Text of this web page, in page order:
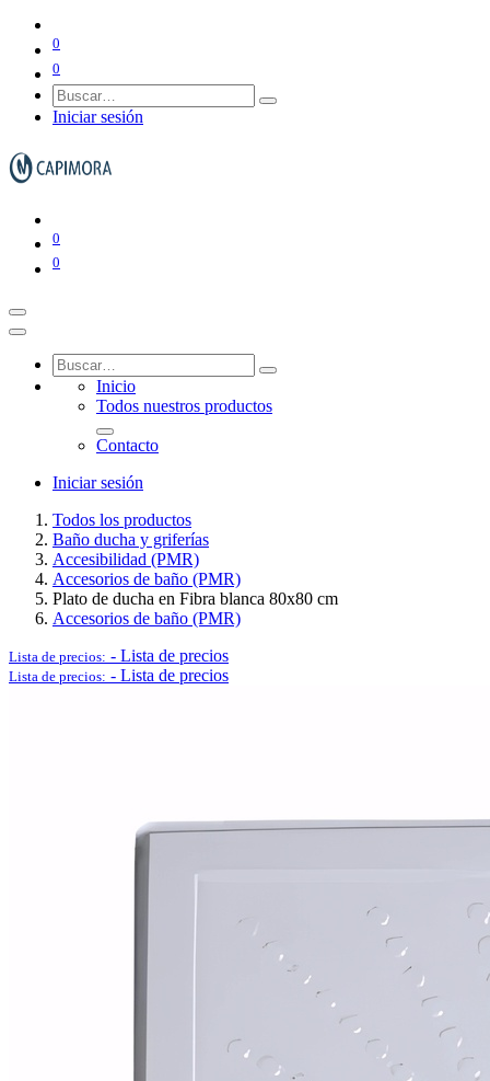
Logística y Equipamiento Auxiliar
Palets
Postes separadores/Catenarias
0
0
Iniciar sesión
0
0
Inicio
Todos nuestros productos
Contacto
Iniciar sesión
Todos los productos
Baño ducha y griferías
Accesibilidad (PMR)
Accesorios de baño (PMR)
Plato de ducha en Fibra blanca 80x80 cm
Accesorios de baño (PMR)
Lista de precios: - Lista de precios
Lista de precios: - Lista de precios